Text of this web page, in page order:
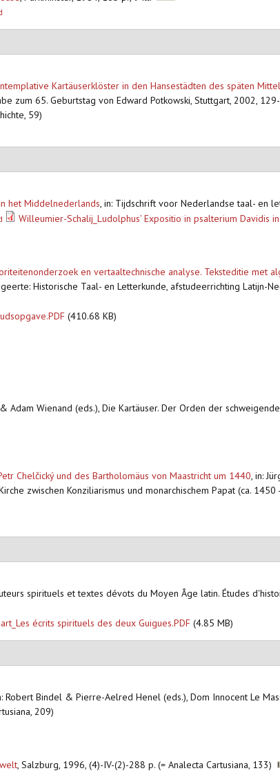
Kartäuserklöster in den Hansestädten des späten
zum 65. Geburtstag von Edward Potkowski, Stuttgart, 2002,
59)
het Middelnederlands, in: Tijdschrift voor Nederlandse taal- en
Willeumier-Schalij_Ludolphus’ Expositio in psalterium Davidis
en vertaaltechnische analyse. Teksteditie met
Historische Taal- en Letterkunde, afstudeerrichting Latijn-
(410.68 KB)
Adam Wienand (eds.), Die Kartäuser. Der Orden der
Chelčický und des Bartholomäus von Maastricht um 1440, in:
zwischen Konziliarismus und monarchischem Papat (ca.
spirituels et textes dévots du Moyen Âge latin. Études
écrits spirituels des deux Guigues.PDF (4.85 MB)
Robert Bindel & Pierre-Aelred Henel (eds.), Dom Innocent Le
209)
, Salzburg, 1996, (4)-IV-(2)-288 p. (= Analecta Cartusiana, 133)